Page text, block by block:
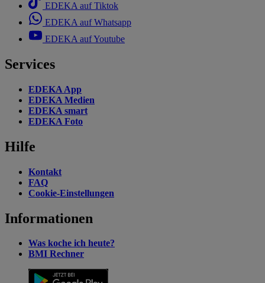
EDEKA auf Tiktok
EDEKA auf Whatsapp
EDEKA auf Youtube
Services
EDEKA App
EDEKA Medien
EDEKA smart
EDEKA Foto
Hilfe
Kontakt
FAQ
Cookie-Einstellungen
Informationen
Was koche ich heute?
BMI Rechner